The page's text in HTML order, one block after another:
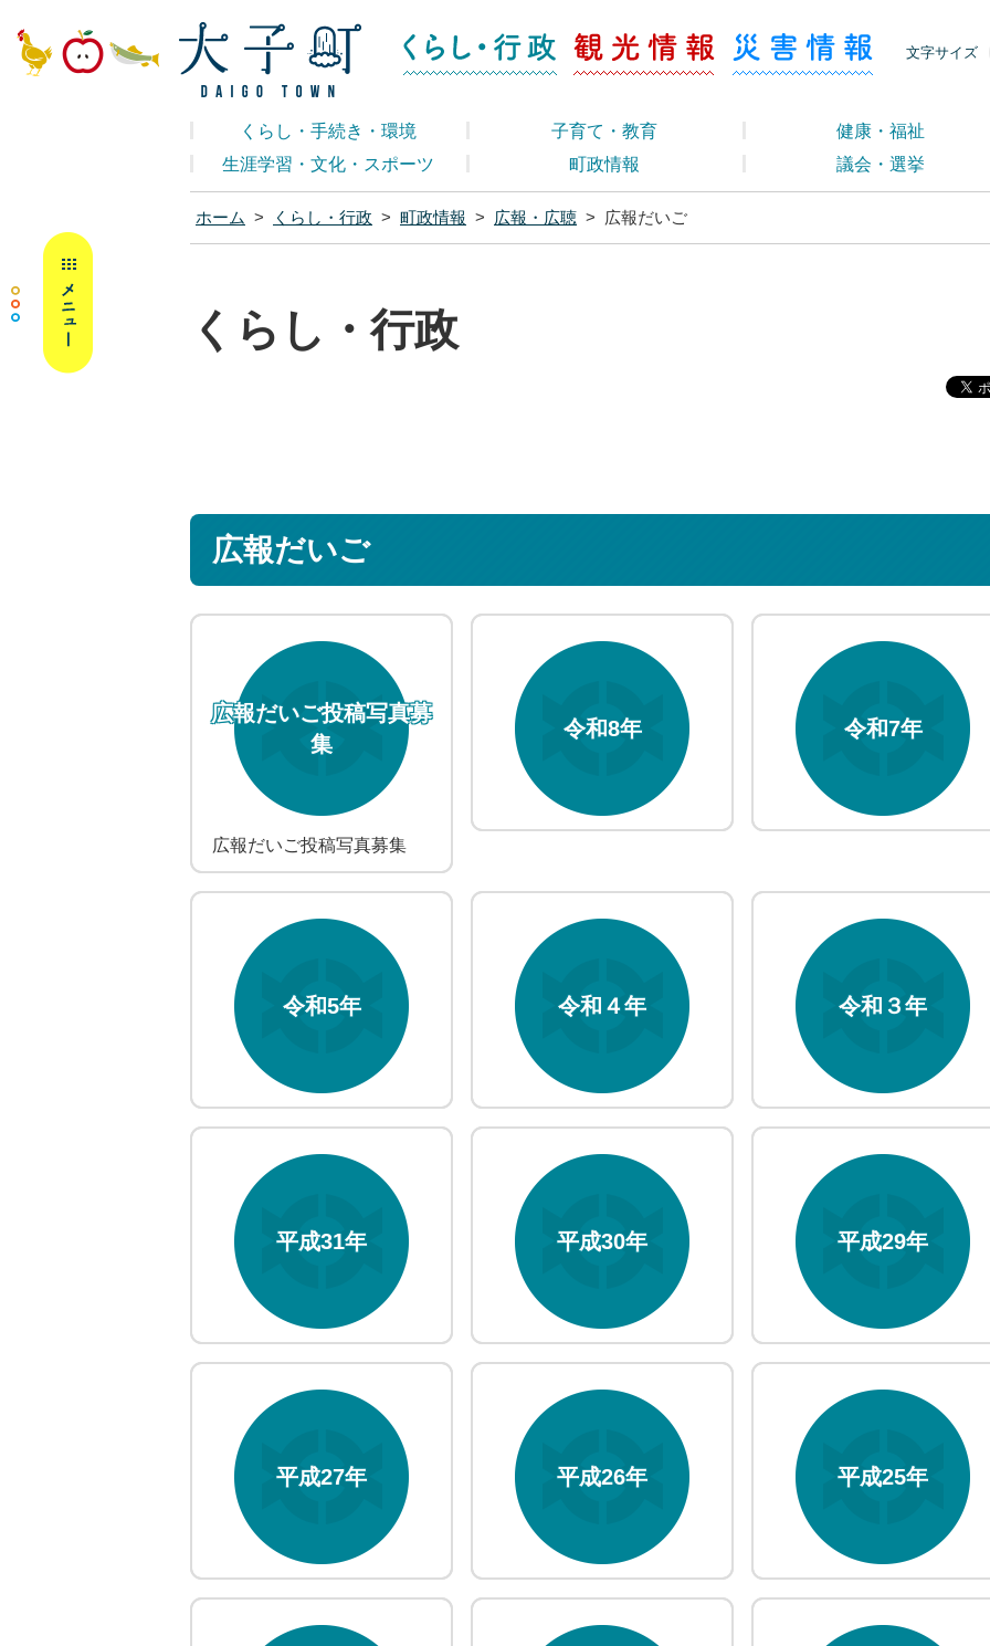
大子町ホームページ くらし・行政
文字サイズ
くらし・行政 観光情報 災害情報
くらし・手続き・環境 子育て・教育
健康・福祉
生涯学習・文化・スポーツ
町政情報 議会・選挙
ホーム > くらし・行政 > 町政情報 > 広報・広聴 > 広報だいご
くらし・行政
広報だいご
広報だいご投稿写真募
集
広報だいご投稿写真募集
令和8年 令和7年
令和5年 令和４年 令和３年
平成31年 平成30年 平成29年
平成27年 平成26年 平成25年